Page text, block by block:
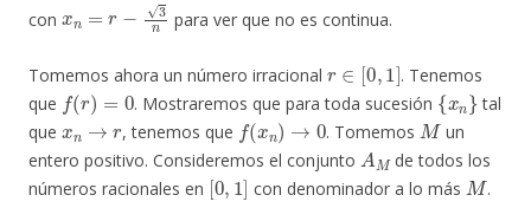
con
para ver que no es continua.
Tomemos ahora un número irracional
0,
. Tenemos
que
f(r)=0
. Mostraremos que para toda sucesión
{xn}
tal
que
xn →
, tenemos que
f(xn)→0
. Tomemos
M
un
entero positivo. Consideremos el conjunto
AM
de todos los
números racionales en
[0,1]
con denominador a lo más
M
.